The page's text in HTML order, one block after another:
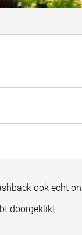
ook echt
doorgeklikt